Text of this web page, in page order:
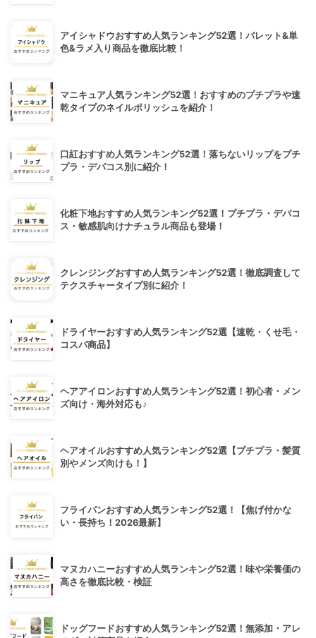
アイシャドウおすすめ人気ランキング52選！パレット&単
色&ラメ入り商品を徹底比較！
マニキュア人気ランキング52選！おすすめのプチプラや速
乾タイプのネイルポリッシュを紹介！
口紅おすすめ人気ランキング52選！落ちないリップをプチ
プラ・デパコス別に紹介！
化粧下地おすすめ人気ランキング52選！プチプラ・デパコ
ス・敏感肌向けナチュラル商品も登場！
クレンジングおすすめ人気ランキング52選！徹底調査して
テクスチャータイプ別に紹介！
ドライヤーおすすめ人気ランキング52選【速乾・くせ毛・
コスパ商品】
ヘアアイロンおすすめ人気ランキング52選！初心者・メン
ズ向け・海外対応も♪
ヘアオイルおすすめ人気ランキング52選【プチプラ・髪質
別やメンズ向けも！】
フライパンおすすめ人気ランキング52選！【焦げ付かな
い・長持ち！2026最新】
マヌカハニーおすすめ人気ランキング52選！味や栄養価の
高さを徹底比較・検証
ドッグフードおすすめ人気ランキング52選！無添加・アレ